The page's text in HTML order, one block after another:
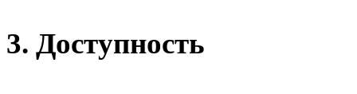
3. Доступность